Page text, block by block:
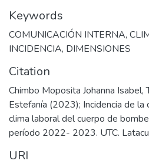
Keywords
COMUNICACIÓN INTERNA,
INCIDENCIA, DIMENSIONES
Citation
Chimbo Moposita Johanna Isabel,
Estefanía (2023); Incidencia de la
clima laboral del cuerpo de
período 2022- 2023. UTC.
URI